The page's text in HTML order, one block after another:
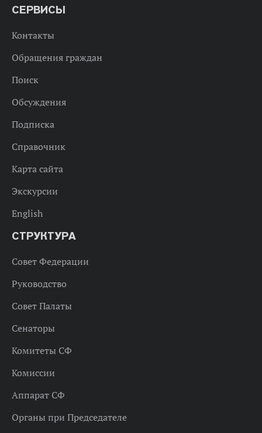
СЕРВИСЫ
Контакты
Обращения граждан
Поиск
Обсуждения
Подписка
Справочник
Карта сайта
Экскурсии
English
СТРУКТУРА
Совет Федерации
Руководство
Совет Палаты
Сенаторы
Комитеты СФ
Комиссии
Аппарат СФ
Органы при Председателе